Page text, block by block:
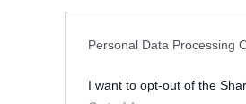
Personal Data Processing
I want to opt-out of the